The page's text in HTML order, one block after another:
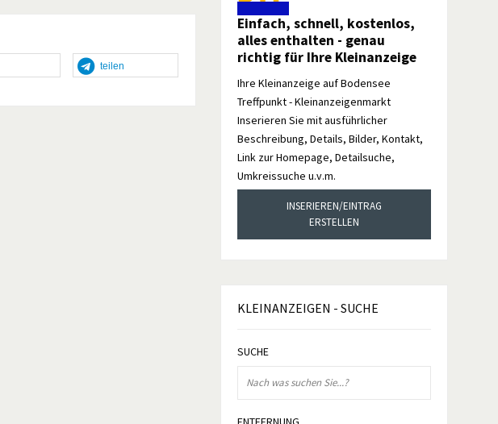
teilen
Einfach, schnell, kostenlos,
alles enthalten - genau
richtig für Ihre Kleinanzeige
Ihre Kleinanzeige auf Bodensee
Treffpunkt - Kleinanzeigenmarkt
Inserieren Sie mit ausführlicher
Beschreibung, Details, Bilder, Kontakt,
Link zur Homepage, Detailsuche,
Umkreissuche u.v.m.
INSERIEREN/EINTRAG
ERSTELLEN
KLEINANZEIGEN - SUCHE
SUCHE